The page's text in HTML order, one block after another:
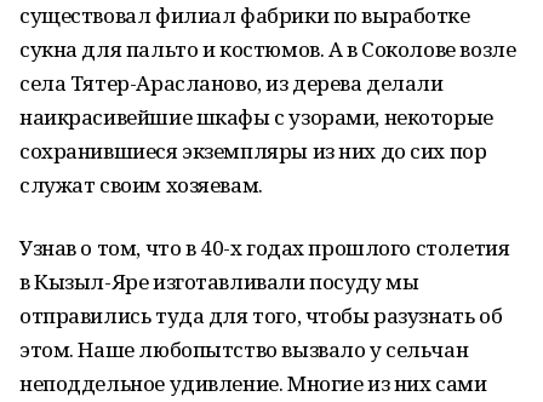
существовал филиал фабрики по выработке
сукна для пальто и костюмов. А в Соколове возле
села Тятер-Арасланово, из дерева делали
наикрасивейшие шкафы с узорами, некоторые
сохранившиеся экземпляры из них до сих пор
служат своим хозяевам.
Узнав о том, что в 40-х годах прошлого столетия
в Кызыл-Яре изготавливали посуду мы
отправились туда для того, чтобы разузнать об
этом. Наше любопытство вызвало у сельчан
неподдельное удивление. Многие из них сами